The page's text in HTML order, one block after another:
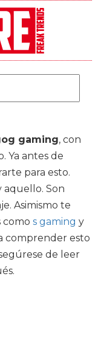
gaming, con
Ya antes de
para esto.
aquello. Son
Asimismo te
como s gaming y
comprender esto
de leer